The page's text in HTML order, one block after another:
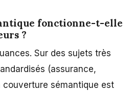
fonctionne-t-elle
?
Sur des sujets très
(assurance,
couverture sémantique est